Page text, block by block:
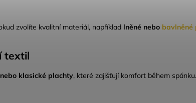
zvolíte kvalitní materiál, například lněné nebo bavlněné
textil
nebo klasické plachty, které zajišťují komfort během